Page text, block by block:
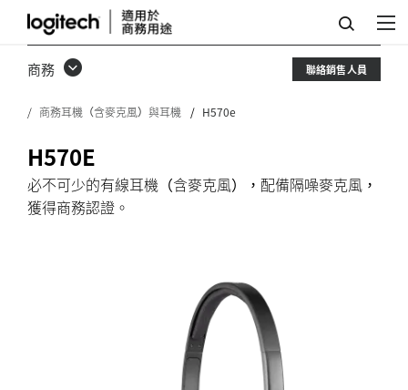
H570E
USB
耳
機
麥
克
風
商務 聯絡銷售人員
商務耳機（含麥克風）與耳機 H570e
H570E
必不可少的有線耳機（含麥克風），配備隔噪麥克風，
獲得商務認證。